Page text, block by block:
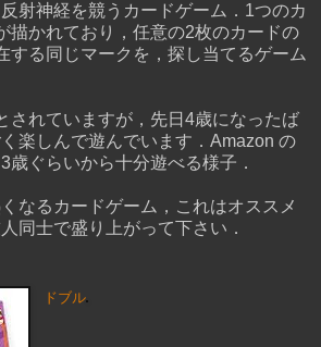
射神経を競うカードゲーム．1つのカ
描かれており，任意の2枚のカードの
する同じマークを，探し当てるゲーム
されていますが，先日4歳になったば
楽しんで遊んでいます．Amazon の
歳ぐらいから十分遊べる様子．
なるカードゲーム，これはオススメ
同士で盛り上がって下さい．
ドブル